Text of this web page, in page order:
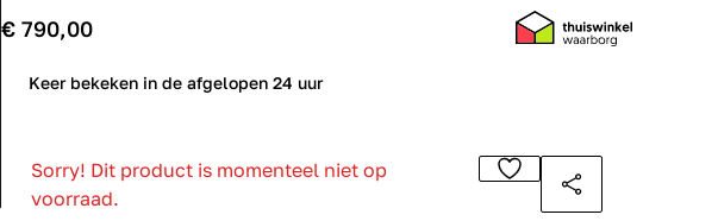
€ 790,00
Keer bekeken in de afgelopen 24 uur
Sorry! Dit product is momenteel niet op
voorraad.